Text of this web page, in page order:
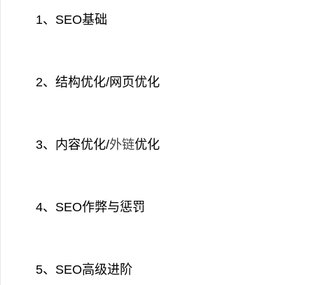
1、SEO基础
2、结构优化/网页优化
3、内容优化/外链优化
4、SEO作弊与惩罚
5、SEO高级进阶